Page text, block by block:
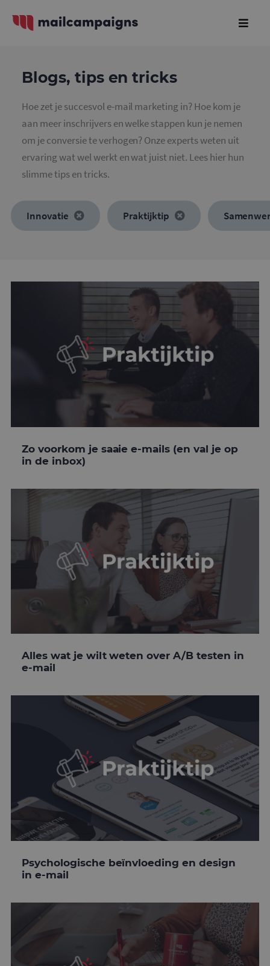
Blogs, tips en tricks
Hoe zet je succesvol e-mail marketing in? Hoe kom je
aan meer inschrijvers en welke stappen kun je nemen
om je conversie te verhogen? Onze experts weten uit
ervaring wat wel werkt en wat juist niet. Lees hier hun
slimme tips en tricks.
Innovatie Praktijktip
Zo voorkom je saaie e-mails (en val je op
in de inbox)
Alles wat je wilt weten over A/B testen in
e-mail
Psychologische beïnvloeding en design
in e-mail